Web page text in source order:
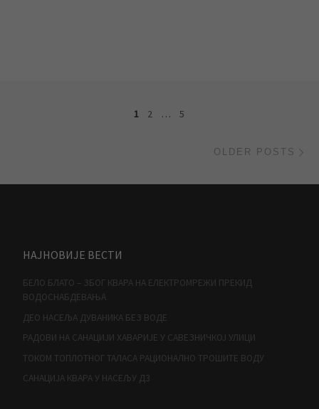
Posts navigation
1 2 … 5
OLDER POSTS
НАЈНОВИЈЕ ВЕСТИ
БЕЛО БЛАТО – ЗБОГ КВАРА НА ЕЛЕКТРОМРЕЖИ ПРЕКИД
ВОДОСНАБДЕВАЊА
ДЕО НАСЕЉА ДУВАНИКА БЕЗ ВОДЕ
РАДОВИ НА САНАЦИЈИ ХАВАРИЈЕ У САВЕЗНИЧКОЈ УЛИЦИ
ТОКОМ ТОПЛОТНОГ ТАЛАСА РАЦИОНАЛНО ТРОШИТЕ ВОДУ
САНАЦИЈА КВАРА У НАСЕЉУ Д3